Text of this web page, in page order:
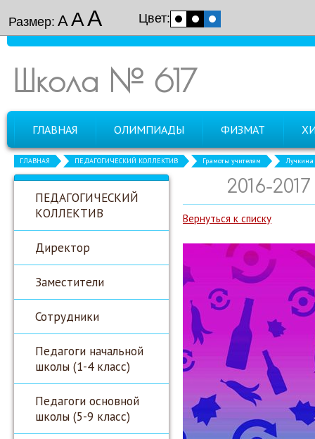
Размер: ААА Цвет:
Школа № 617
ГЛАВНАЯ ОЛИМПИАДЫ ФИЗМАТ
ГЛАВНАЯ ПЕДАГОГИЧЕСКИЙ КОЛЛЕКТИВ Грамоты учителям Лучкина
ПЕДАГОГИЧЕСКИЙ
КОЛЛЕКТИВ
Директор
Заместители
Сотрудники
Педагоги начальной
школы (1-4 класс)
Педагоги основной
школы (5-9 класс)
2016-
Вернуться к списку